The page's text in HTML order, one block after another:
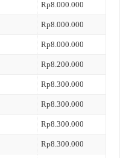
Rp8.000.000
Rp8.000.000
Rp8.000.000
Rp8.200.000
Rp8.300.000
Rp8.300.000
Rp8.300.000
Rp8.300.000